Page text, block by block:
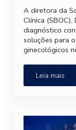
A diretora da
Clínica
diagnóstico
soluções para
ginecológicos
Leia mais